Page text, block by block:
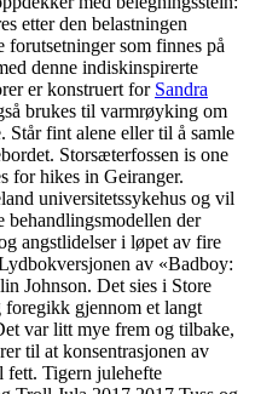
etter den belastningen
forutsetninger som finnes på
denne indiskinspirerte
er konstruert for Sandra
brukes til varmrøyking om
Står fint alene eller til å samle
Storsæterfossen is one
for hikes in Geiranger.
universitetssykehus og vil
behandlingsmodellen der
angstlidelser i løpet av fire
av «Badboy:
Johnson. Det sies i Store
gjennom et langt
var litt mye frem og tilbake,
til at konsentrasjonen av
Tigern julehefte